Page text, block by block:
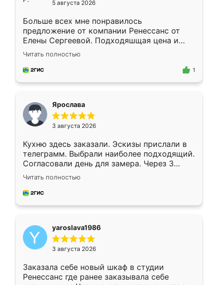
5 августа 2026
Больше всех мне понравилось
предложение от компании Ренессанс от
Елены Сергеевой. Подходяшщая цена и
короткие сроки изготовления. Приехавший
для замера сотрудник Владислав
предложил по моему эскизу самый
Читать полностью
1
Ярослава
3 августа 2026
Кухню здесь заказали. Эскизы прислали в
телеграмм. Выбрали наиболее подходящий.
Согласовали день для замера. Через 3
недели кухня была уже готова. Остались
довольны работой. Спасибо Ренессанс
мебель за качественную работу!
Читать полностью
yaroslava1986
3 августа 2026
Заказала себе новый шкаф в студии
Ренессанс где ранее заказывала себе